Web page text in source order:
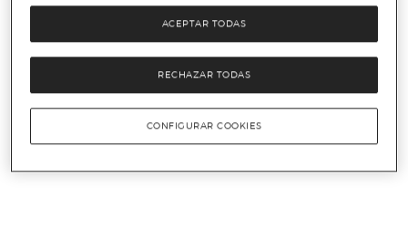
RECHAZAR TODAS
ACEPTAR TODAS
CONFIGURAR COOKIES